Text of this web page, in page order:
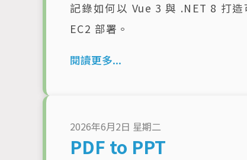
記錄如何以 Vue 3 與 .NET 8 打
EC2 部署。
閱讀更多...
2026年6月2日 星期二
PDF to PPT